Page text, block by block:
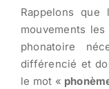
Rappelons que
mouvements
phonatoire
différencié et
le mot «